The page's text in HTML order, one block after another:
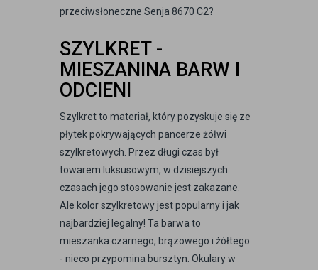
przeciwsłoneczne Senja 8670 C2?
SZYLKRET -
MIESZANINA BARW I
ODCIENI
Szylkret to materiał, który pozyskuje się ze
płytek pokrywających pancerze żółwi
szylkretowych. Przez długi czas był
towarem luksusowym, w dzisiejszych
czasach jego stosowanie jest zakazane.
Ale kolor szylkretowy jest popularny i jak
najbardziej legalny! Ta barwa to
mieszanka czarnego, brązowego i żółtego
- nieco przypomina bursztyn. Okulary w